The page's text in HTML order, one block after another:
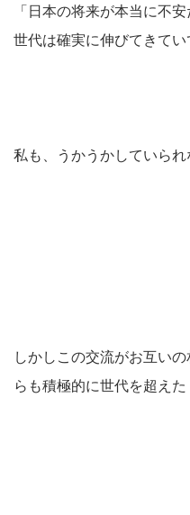
「日本の将来が本当に不
世代は確実に伸びてきてい
私も、うかうかしていら
しかしこの交流がお互い
らも積極的に世代を超え